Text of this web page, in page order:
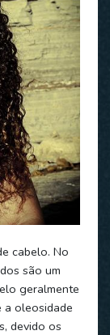
cabelo. No
são um
geralmente
a oleosidade
devido os